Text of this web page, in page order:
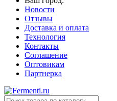
Новости
Отзывы
Доставка и оплата
Технология
Контакты
Соглашение
Оптовикам
Партнерка